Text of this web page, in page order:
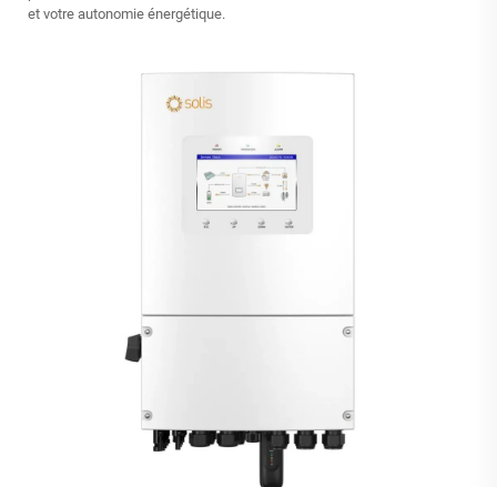
et votre autonomie énergétique.